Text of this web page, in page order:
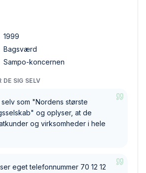
1999
Bagsværd
Sampo-koncernen
DE SIG SELV
som "Nordens største
og oplyser, at de
og virksomheder i hele
eget telefonnummer 70 12 12